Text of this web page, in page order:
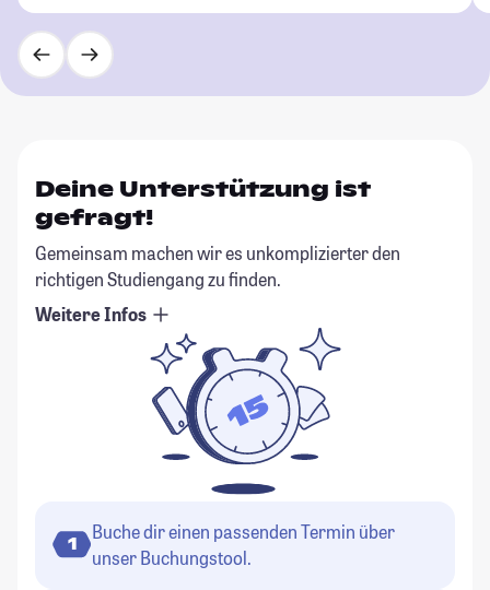
Deine Unterstützung ist
gefragt!
Gemeinsam machen wir es unkomplizierter den
richtigen Studiengang zu finden.
Weitere Infos
1
Buche dir einen passenden Termin über
unser Buchungstool.